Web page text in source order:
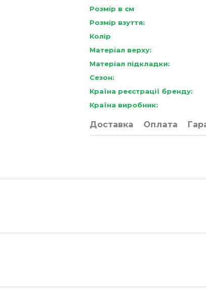
Розмір в см
Розмір взуття:
Колір
Матеріал верху:
Матеріал підкладки:
Сезон:
Країна реєстрації бренду:
Країна виробник:
Доставка Оплата